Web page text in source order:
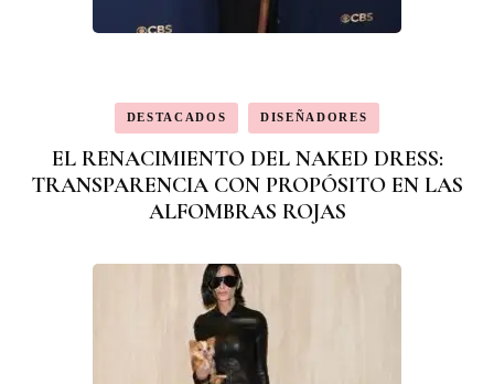
DESTACADOS DISEÑADORES
EL RENACIMIENTO DEL NAKED DRESS:
TRANSPARENCIA CON PROPÓSITO EN LAS
ALFOMBRAS ROJAS